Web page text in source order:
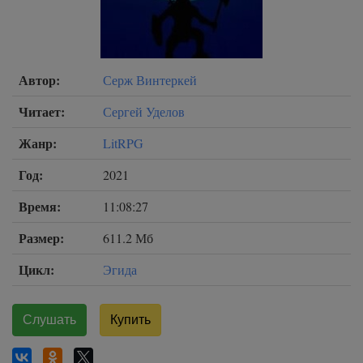
Автор: Серж Винтеркей
Читает: Сергей Уделов
Жанр: LitRPG
Год: 2021
Время: 11:08:27
Размер: 611.2 Мб
Цикл: Эгида
Слушать Купить